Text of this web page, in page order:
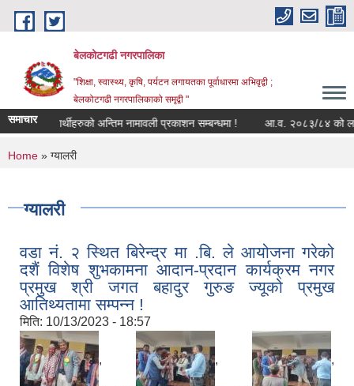
Skip to main content
बेलकोटगढी नगरपालिका
"शिक्षा, स्वास्थ्य, कृषि, पर्यटन लगायतका पूर्वाधारमा अभिवृद्वी ;
बेलकोटगढी नगरपालिकाको समृद्वी "
समाचार
प्रशिक्षार्थीहरुको अन्तिम नामावली प्रकाशन सम्बन्धमा ! आ.व. २०८३/८४ को लागि
You are here
Home » ग्यालरी
ग्यालरी
वडा नं. २ स्थित बिरेन्द्र मा .बि. ले आयोजना गरेको
दशैं विशेष शुभकामना आदान-प्रदान कार्यक्रम नगर
प्रमुख श्री जगत बहादुर गुरुङ ज्यूको प्रमुख
आतिथ्यतामा सम्पन्न !
मिति: 10/13/2023 - 18:57
, , ,